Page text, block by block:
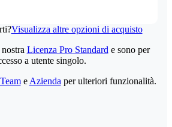
Visualizza altre opzioni di acquisto
Licenza Pro Standard e sono per
a utente singolo.
Teame Azienda per ulteriori funzionalità.